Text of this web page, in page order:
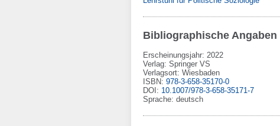
Bibliographische Angaben
Erscheinungsjahr: 2022
Verlag: Springer VS
Verlagsort: Wiesbaden
ISBN: 978-3-658-35170-0
DOI : 10.1007/978-3-658-35171-7
Sprache: deutsch